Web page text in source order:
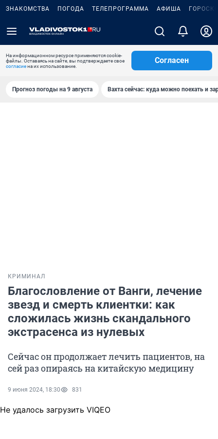
ЗНАКОМСТВА ПОГОДА ТЕЛЕПРОГРАММА АФИША
На информационном ресурсе применяются cookie-
файлы. Оставаясь на сайте, вы подтверждаете свое
согласиена их использование.
Согласен
Прогноз погоды на 9 августа Вахта сейчас: куда можно поехать и
КРИМИНАЛ
Благословление от Ванги, лечение
звезд и смерть клиентки: как
сложилась жизнь скандального
экстрасенса из нулевых
Сейчас он продолжает лечить пациентов, на
сей раз опираясь на китайскую медицину
9 июня 2024, 18:30 831
Не удалось загрузить VIQEO